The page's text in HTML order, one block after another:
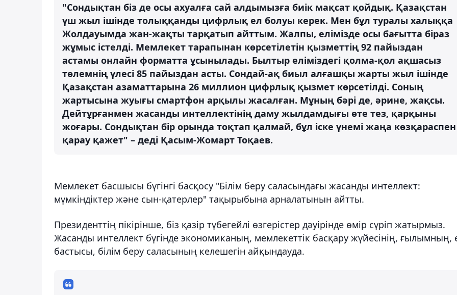
"Сондықтан біз де осы ахуалға сай алдымызға биік мақсат қойдық. Қазақстан
үш жыл ішінде толыққанды цифрлық ел болуы керек. Мен бұл туралы халыққа
Жолдауымда жан-жақты тарқатып айттым. Жалпы, елімізде осы бағытта біраз
жұмыс істелді. Мемлекет тарапынан көрсетілетін қызметтің 92 пайыздан
астамы онлайн форматта ұсынылады. Былтыр еліміздегі қолма-қол ақшасыз
төлемнің үлесі 85 пайыздан асты. Сондай-ақ биыл алғашқы жарты жыл ішінде
Қазақстан азаматтарына 26 миллион цифрлық қызмет көрсетілді. Соның
жартысына жуығы смартфон арқылы жасалған. Мұның бәрі де, әрине, жақсы.
Дейтұрғанмен жасанды интеллектінің даму жылдамдығы өте тез, қарқыны
жоғары. Сондықтан бір орында тоқтап қалмай, бұл іске үнемі жаңа көзқараспен
қарау қажет" – деді Қасым-Жомарт Тоқаев.
Мемлекет басшысы бүгінгі басқосу "Білім беру саласындағы жасанды интеллект:
мүмкіндіктер және сын-қатерлер" тақырыбына арналатынын айтты.
Президенттің пікірінше, біз қазір түбегейлі өзгерістер дәуірінде өмір сүріп жатырмыз.
Жасанды интеллект бүгінде экономиканың, мемлекеттік басқару жүйесінің, ғылымның,
бастысы, білім беру саласының келешегін айқындауда.